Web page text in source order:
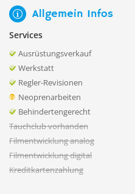
Allgemein Infos
Services
Ausrüstungsverkauf
Werkstatt
Regler-Revisionen
Neoprenarbeiten
Behindertengerecht
Tauchclub vorhanden
Filmentwicklung analog
Filmentwicklung digital
Kreditkartenzahlung